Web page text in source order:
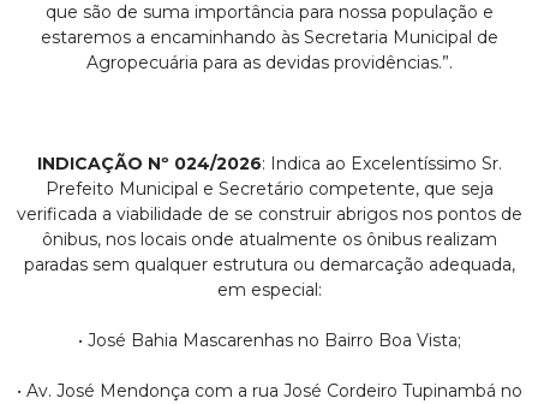
que são de suma importância para nossa população e
estaremos a encaminhando às Secretaria Municipal de
Agropecuária para as devidas providências.”.
INDICAÇÃO Nº 024/2026: Indica ao Excelentíssimo Sr.
Prefeito Municipal e Secretário competente, que seja
verificada a viabilidade de se construir abrigos nos pontos de
ônibus, nos locais onde atualmente os ônibus realizam
paradas sem qualquer estrutura ou demarcação adequada,
em especial:
• José Bahia Mascarenhas no Bairro Boa Vista;
• Av. José Mendonça com a rua José Cordeiro Tupinambá no